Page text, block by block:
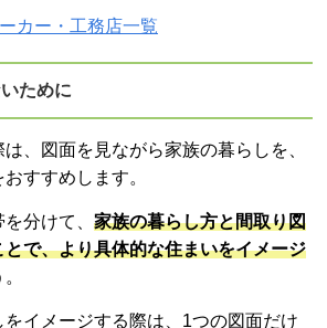
カー・工務店一覧
ために
、図面を見ながら家族の暮らしを、
すすめします。
分けて、 家族の暮らし方と間取り図
で、より具体的な住まいをイメージ
をイメージする際は、1つの図面だけ